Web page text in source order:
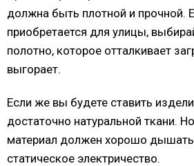
должна быть плотной и прочной.
приобретается для улицы,
полотно, которое отталкивает
выгорает.
Если же вы будете ставить
достаточно натуральной ткани.
материал должен хорошо дышать
статическое электричество.